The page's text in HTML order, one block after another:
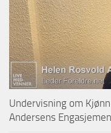
Undervisning om
Andersens